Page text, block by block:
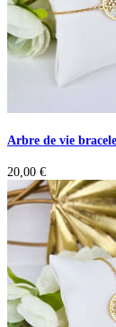
Arbre de vie
20,00 €